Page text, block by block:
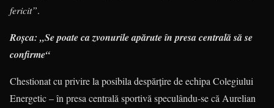
fericit”.
Roşca: „Se poate ca zvonurile apărute în presa centrală să se
confirme“
Chestionat cu privire la posibila despărţire de echipa Colegiului
Energetic – în presa centrală sportivă speculându-se că Aurelian